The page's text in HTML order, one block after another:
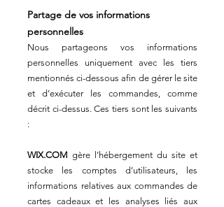
Partage de vos informations
personnelles
Nous partageons vos informations
personnelles uniquement avec les tiers
mentionnés ci-dessous afin de gérer le site
et d’exécuter les commandes, comme
décrit ci-dessus. Ces tiers sont les suivants
:
WIX.COM gère l’hébergement du site et
stocke les comptes d’utilisateurs, les
informations relatives aux commandes de
cartes cadeaux et les analyses liés aux